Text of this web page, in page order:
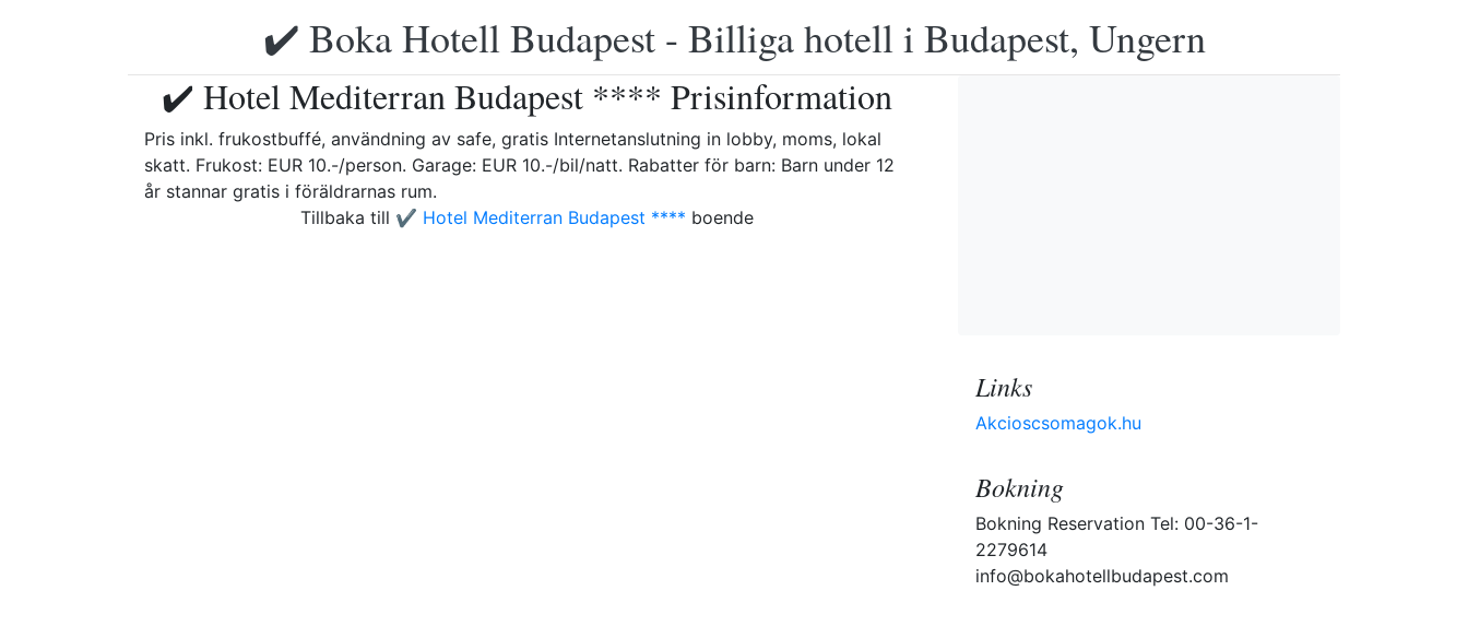
✔️ Boka Hotell Budapest - Billiga hotell i Budapest, Ungern
✔️ Hotel Mediterran Budapest **** Prisinformation
Pris inkl. frukostbuffé, användning av safe, gratis Internetanslutning in lobby, moms, lokal
skatt. Frukost: EUR 10.-/person. Garage: EUR 10.-/bil/natt. Rabatter för barn: Barn under 12
år stannar gratis i föräldrarnas rum.
Tillbaka till ✔️ Hotel Mediterran Budapest **** boende
Links
Akcioscsomagok.hu
Bokning
Bokning Reservation Tel: 00-36-1-
2279614
info@bokahotellbudapest.com